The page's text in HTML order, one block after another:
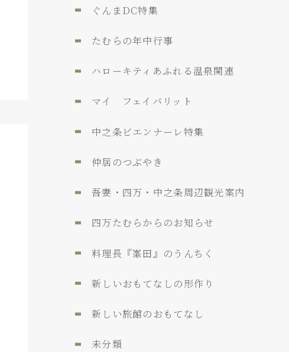
ぐんまDC特集
たむらの年中行事
ハローキティあふれる温泉関連
マイ フェイバリット
中之条ビエンナーレ特集
仲居のつぶやき
吾妻・四万・中之条周辺観光案内
四万たむらからのお知らせ
料理長『峯田』のうんちく
新しいおもてなしの形作り
新しい旅館のおもてなし
未分類